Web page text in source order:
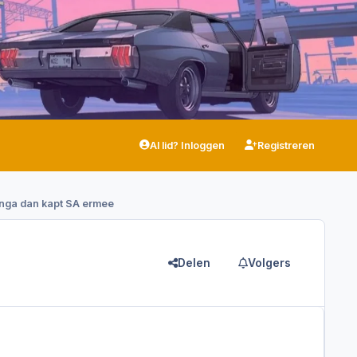
Al lid? Inloggen Registreren
dan kapt SA ermee
Delen Volgers